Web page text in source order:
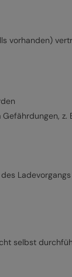
vorhanden)
z.
Ladevorgangs
selbst